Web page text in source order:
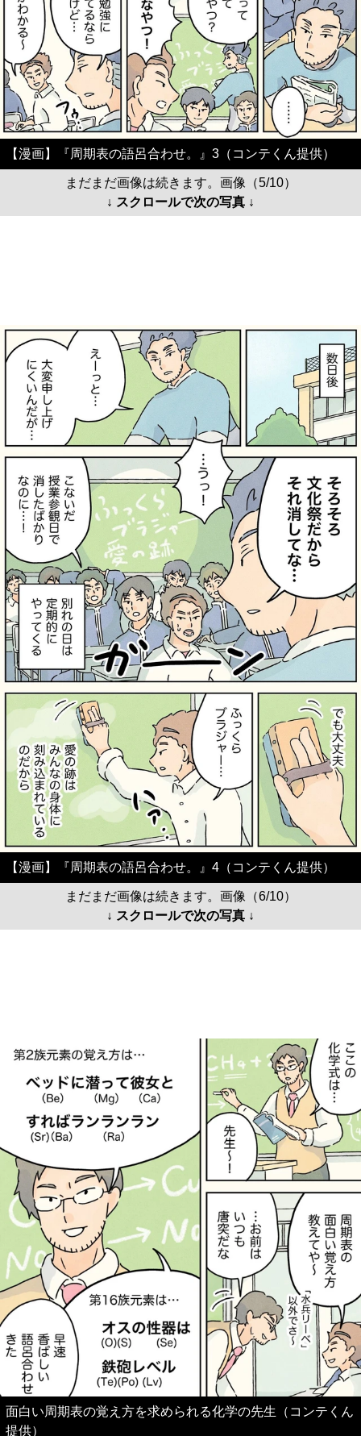
【漫画】『周期表の語呂合わせ。』3（コンテくん提供）
まだまだ画像は続きます。画像（5/10）
↓ スクロールで次の写真 ↓
【漫画】『周期表の語呂合わせ。』4（コンテくん提供）
まだまだ画像は続きます。画像（6/10）
↓ スクロールで次の写真 ↓
面白い周期表の覚え方を求められる化学の先生（コンテくん
提供）